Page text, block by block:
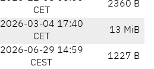
CET
2360 B
2026-03-04 17:40
CET
13 MiB
2026-06-29 14:59
CEST
1227 B